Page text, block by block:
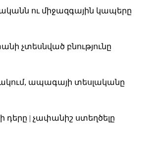
ու միջազգային կապերը
չտեսնված բնությունը
ապագայի տեսլականը
դերը | չափանիշ ստեղծելը